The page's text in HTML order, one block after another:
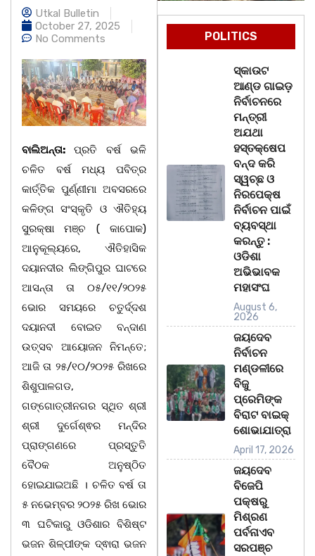
Utkal Bulletin
October 27, 2025
No Comments
ବାଲିଅନ୍ତା: ପ୍ରତି ବର୍ଷ ଭଳି
ଚଳିତ ବର୍ଷ ମଧ୍ୟ ପବିତ୍ର
କାର୍ତ୍ତିକ ପୁର୍ଣ୍ଣୀମା ଅବସରରେ
କଳିଙ୍ଗ ସଂସ୍କୃତି ଓ ଐତିହ୍ୟ
ସୁରକ୍ଷା ମଞ୍ଚ ( କାପୋକ)
ଆନୁକୂଲ୍ୟରେ, ଐତିହାସିକ
ଦୟାନଦୀର ଲିଙ୍ଗିପୁର ଘାଟରେ
ଆସନ୍ତା ତା ୦୫/୧୧/୨୦୨୫
ଭୋର ସମୟରେ ଚତୁର୍ଦ୍ଦଶ
ଦୟାନଦୀ ବୋଇତ ବନ୍ଦାଣ
ଉତ୍ସବ ଆୟୋଜନ ନିମନ୍ତେ;
ଆଜି ତା ୨୫/୧୦/୨୦୨୫ ରିଖରେ
ଶିଶୁପାଳଗଡ,
ଗଙ୍ଗୋତ୍ରୀନଗର ସ୍ଥିତ ଶ୍ରୀ
ଶ୍ରୀ ଦୁର୍ଗେଶ୍ଵର ମନ୍ଦିର
ପ୍ରାଙ୍ଗଣରେ ପ୍ରସ୍ତୁତି
ବୈଠକ ଅନୁଷ୍ଠିତ
ହୋଇଯାଇଅଛି । ଚଳିତ ବର୍ଷ ତା
୫ ନଭେମ୍ବର ୨୦୨୫ ରିଖ ଭୋର
୩ ଘଟିକାରୁ ଓଡିଶାର ବିଶିଷ୍ଟ
ଭଜନ ଶିଳ୍ପୀଙ୍କ ଦ୍ଵାରା ଭଜନ
POLITICS
ସ୍କାଉଟ
ଆଣ୍ଡ ଗାଇଡ଼
ନିର୍ବାଚନରେ
ମନ୍ତ୍ରୀ
ଅଯଥା
ହସ୍ତକ୍ଷେପ
ବନ୍ଦ କରି
ସ୍ୱଚ୍ଛ ଓ
ନିରପେକ୍ଷ
ନିର୍ବାଚନ ପାଇଁ
ବ୍ୟବସ୍ଥା
କରନ୍ତୁ :
ଓଡିଶା
ଅଭିଭାବକ
ମହାସଂଘ
August 6,
2026
ଜୟଦେବ
ନିର୍ବାଚନ
ମଣ୍ଡଳୀରେ
ବିଜୁ
ପ୍ରେମିଙ୍କ
ବିରାଟ ବାଇକ୍
ଶୋଭାଯାତ୍ରା
April 17, 2026
ଜୟଦେବ
ବିଜେପି
ପକ୍ଷରୁ
ମିଶ୍ରଣ
ପର୍ବନାଏବ
ସରପଞ୍ଚ